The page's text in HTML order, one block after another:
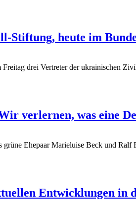
Stiftung, heute im
drei Vertreter der ukrainischen
verlernen, was eine
Ehepaar Marieluise Beck und Ralf
Entwicklungen in